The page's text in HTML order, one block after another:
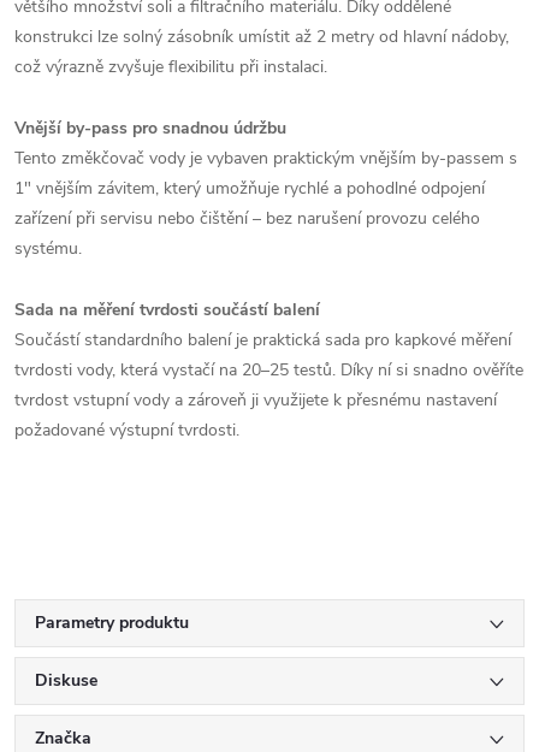
většího množství soli a filtračního materiálu. Díky oddělené
konstrukci lze solný zásobník umístit až 2 metry od hlavní nádoby,
což výrazně zvyšuje flexibilitu při instalaci.
Vnější by-pass pro snadnou údržbu
Tento změkčovač vody je vybaven praktickým vnějším by-passem s
1" vnějším závitem, který umožňuje rychlé a pohodlné odpojení
zařízení při servisu nebo čištění – bez narušení provozu celého
systému.
Sada na měření tvrdosti součástí balení
Součástí standardního balení je praktická sada pro kapkové měření
tvrdosti vody, která vystačí na 20–25 testů. Díky ní si snadno ověříte
tvrdost vstupní vody a zároveň ji využijete k přesnému nastavení
požadované výstupní tvrdosti.
Parametry produktu
Diskuse
Značka